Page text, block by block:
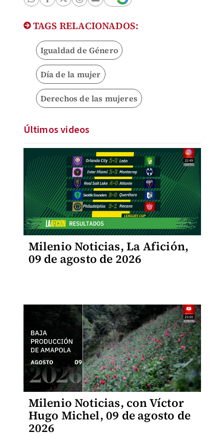
TAGS RELACIONADOS:
Igualdad de Género
Día de la mujer
Derechos de las mujeres
Últimos videos
Milenio Noticias, La Afición,
09 de agosto de 2026
Milenio Noticias, con Víctor
Hugo Michel, 09 de agosto de
2026